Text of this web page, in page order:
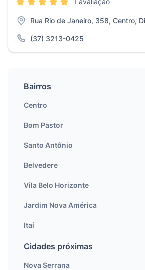
1 avaliação
Rua Rio de Janeiro, 358, Centro,
(37) 3213-0425
Bairros
Centro
Bom Pastor
Santo Antônio
Belvedere
Vila Belo Horizonte
Jardim Nova América
Itaí
Cidades próximas
Nova Serrana